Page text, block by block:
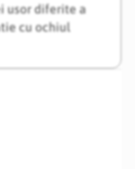
usor diferite a
cu ochiul